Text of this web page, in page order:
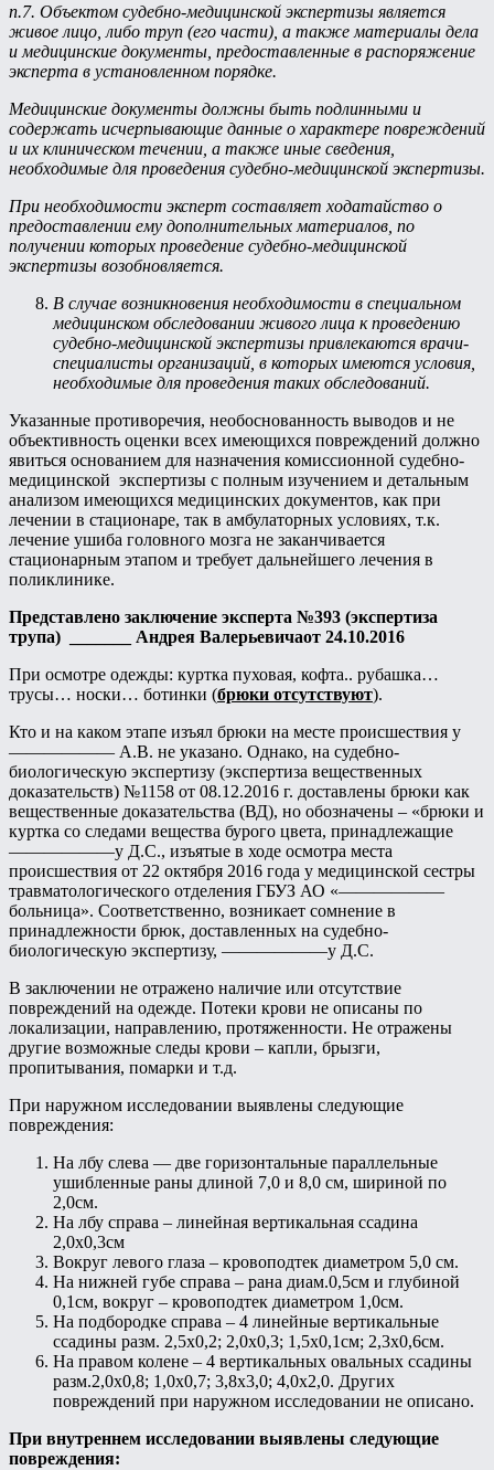
п.7. Объектом судебно-медицинской экспертизы является
живое лицо, либо труп (его части), а также материалы дела
и медицинские документы, предоставленные в распоряжение
эксперта в установленном порядке.
Медицинские документы должны быть подлинными и
содержать исчерпывающие данные о характере повреждений
и их клиническом течении, а также иные сведения,
необходимые для проведения судебно-медицинской экспертизы.
При необходимости эксперт составляет ходатайство о
предоставлении ему дополнительных материалов, по
получении которых проведение судебно-медицинской
экспертизы возобновляется.
В случае возникновения необходимости в специальном
медицинском обследовании живого лица к проведению
судебно-медицинской экспертизы привлекаются врачи-
специалисты организаций, в которых имеются условия,
необходимые для проведения таких обследований.
Указанные противоречия, необоснованность выводов и не
объективность оценки всех имеющихся повреждений должно
явиться основанием для назначения комиссионной судебно-
медицинской экспертизы с полным изучением и детальным
анализом имеющихся медицинских документов, как при
лечении в стационаре, так в амбулаторных условиях, т.к.
лечение ушиба головного мозга не заканчивается
стационарным этапом и требует дальнейшего лечения в
поликлинике.
Представлено заключение эксперта №393 (экспертиза
трупа)
_______ Андрея Валерьевичаот 24.10.2016
При осмотре одежды: куртка пуховая, кофта.. рубашка…
трусы… носки… ботинки (брюки отсутствуют).
Кто и на каком этапе изъял брюки на месте происшествия у
—————— А.В. не указано. Однако, на судебно-
биологическую экспертизу (экспертиза вещественных
доказательств) №1158 от 08.12.2016 г. доставлены брюки как
вещественные доказательства (ВД), но обозначены – «брюки и
куртка со следами вещества бурого цвета, принадлежащие
——————у Д.С., изъятые в ходе осмотра места
происшествия от 22 октября 2016 года у медицинской сестры
травматологического отделения ГБУЗ АО «——————
больница». Соответственно, возникает сомнение в
принадлежности брюк, доставленных на судебно-
биологическую экспертизу, ——————у Д.С.
В заключении не отражено наличие или отсутствие
повреждений на одежде. Потеки крови не описаны по
локализации, направлению, протяженности. Не отражены
другие возможные следы крови – капли, брызги,
пропитывания, помарки и т.д.
При наружном исследовании выявлены следующие
повреждения:
На лбу слева — две горизонтальные параллельные
ушибленные раны длиной 7,0 и 8,0 см, шириной по
2,0см.
На лбу справа – линейная вертикальная ссадина
2,0х0,3см
Вокруг левого глаза – кровоподтек диаметром 5,0 см.
На нижней губе справа – рана диам.0,5см и глубиной
0,1см, вокруг – кровоподтек диаметром 1,0см.
На подбородке справа – 4 линейные вертикальные
ссадины разм. 2,5х0,2; 2,0х0,3; 1,5х0,1см; 2,3х0,6см.
На правом колене – 4 вертикальных овальных ссадины
разм.2,0х0,8; 1,0х0,7; 3,8х3,0; 4,0х2,0. Других
повреждений при наружном исследовании не описано.
При внутреннем исследовании выявлены следующие
повреждения: